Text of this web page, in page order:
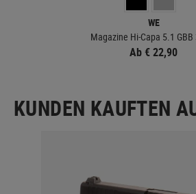
WE
Magazine Hi-Capa 5.1 GBB
Ab € 22,90
KUNDEN KAUFTEN